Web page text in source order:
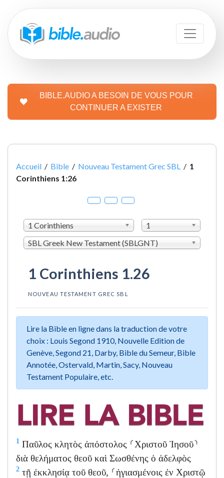
BIBLE.AUDIO A BESOIN DE VOUS POUR
CONTINUER A EXISTER
Accueil / Bible / Nouveau Testament Grec SBL / 1
Corinthiens 1:26
1 Corinthiens
1
SBL Greek New Testament (SBLGNT)
1 Corinthiens 1.26
NOUVEAU TESTAMENT GREC SBL
Lire la Bible en ligne dans la traduction de votre
choix : Louis Segond 1910, Nouvelle Edition de
Genève, Segond 21, Darby, Bible du Semeur, Bible
Annotée, Ostervald, Martin, Sacy, Nouveau
Testament Populaire, etc.
1 Παῦλος κλητὸς ἀπόστολος ⸂Χριστοῦ Ἰησοῦ⸃
διὰ θελήματος θεοῦ καὶ Σωσθένης ὁ ἀδελφὸς
2 τῇ ἐκκλησίᾳ τοῦ θεοῦ, ⸂ἡγιασμένοις ἐν Χριστῷ